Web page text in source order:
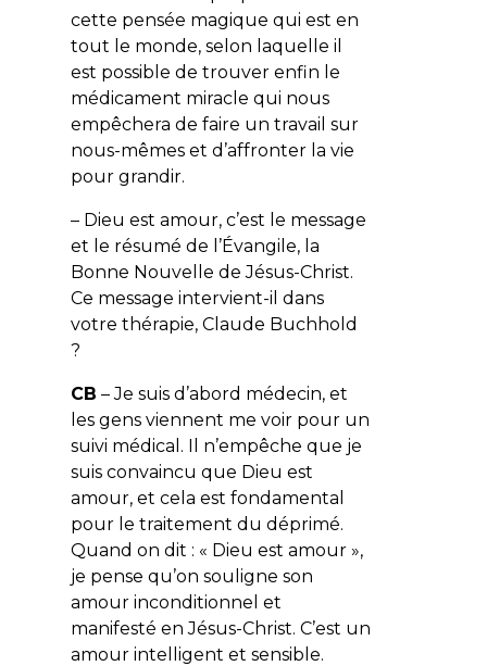
cette pensée magique qui est en
tout le monde, selon laquelle il
est possible de trouver enfin le
médicament miracle qui nous
empêchera de faire un travail sur
nous-mêmes et d’affronter la vie
pour grandir.
– Dieu est amour, c’est le message
et le résumé de l’Évangile, la
Bonne Nouvelle de Jésus-Christ.
Ce message intervient-il dans
votre thérapie, Claude Buchhold
?
CB – Je suis d’abord médecin, et
les gens viennent me voir pour un
suivi médical. Il n’empêche que je
suis convaincu que Dieu est
amour, et cela est fondamental
pour le traitement du déprimé.
Quand on dit : « Dieu est amour »,
je pense qu’on souligne son
amour inconditionnel et
manifesté en Jésus-Christ. C’est un
amour intelligent et sensible.